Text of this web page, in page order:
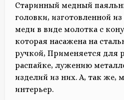
Старинный медный
головки, изготовленной
меди в виде молотка с
которая насажена на
ручкой, Применяется для
распайке, лужению
изделий из них. А, так же,
интерьер.